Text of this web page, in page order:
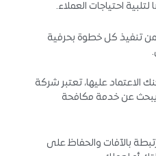
احتياجات العملاء.
تنفيذ كل خطوة بحرفية
الاعتماد عليها، تعتبر شركة
يبحث عن خدمة مكافحة
بالآفات والحفاظ على